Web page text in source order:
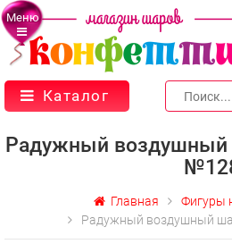
Меню
Каталог
Радужный воздушный
Главная
Фигуры
Радужный воздушный